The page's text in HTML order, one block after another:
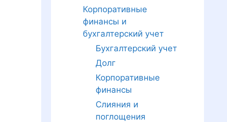
Корпоративные
финансы и
бухгалтерский учет
Бухгалтерский учет
Долг
Корпоративные
финансы
Слияния и
поглощения